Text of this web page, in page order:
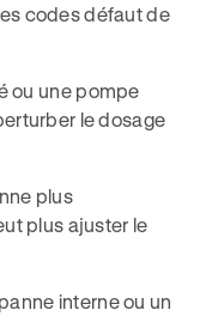
codes défaut de
ou une pompe
le dosage
plus
plus ajuster le
interne ou un